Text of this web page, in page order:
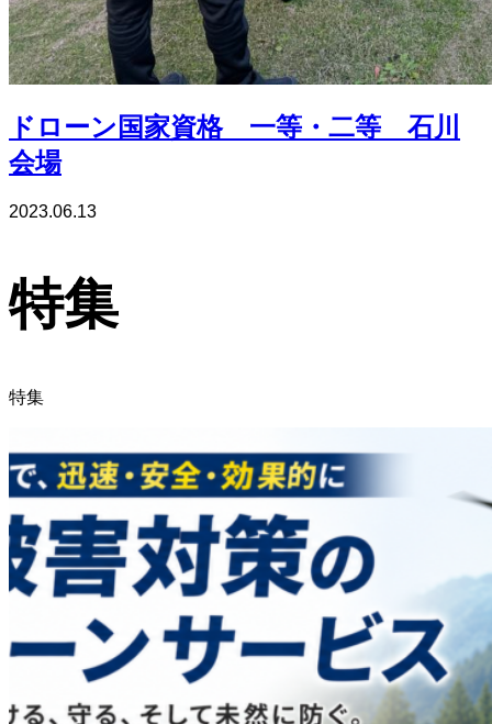
ドローン国家資格 一等・二等 石川
会場
2023.06.13
特集
特集